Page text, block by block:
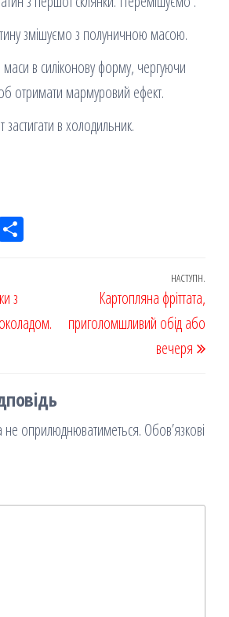
змішуємо з полуничною масою.
в силіконову форму, чергуючи
отримати мармуровий ефект.
в холодильник.
я
з
НАСТУПН.
Картопляна фріттата,
приголомшливий обід або
вечеря
оприлюднюватиметься. Обов’язкові